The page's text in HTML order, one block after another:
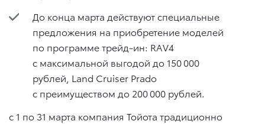
До конца марта действуют специальные
предложения на приобретение моделей
по программе трейд-ин: RAV4
с максимальной выгодой до 150 000
рублей, Land Cruiser Prado
с преимуществом до 200 000 рублей.
с 1 по 31 марта компания Тойота традиционно